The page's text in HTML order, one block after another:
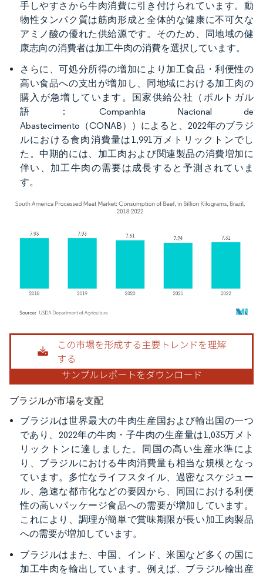
手しやすさから牛肉消費に引き付けられています。動
物性タンパク質は筋肉形成と全体的な健康に不可欠な
アミノ酸の優れた供給源です。そのため、同地域の健
康志向の消費者は加工牛肉の消費を選択しています。
さらに、可処分所得の増加により加工食品・利便性の
高い食品への支出が増加し、同地域における加工肉の
購入が急増しています。国家供給公社（ポルトガル
語：Companhia Nacional de
Abastecimento（CONAB））によると、2022年のブラジ
ルにおける食肉消費量は1,991万メトリックトンでし
た。中期的には、加工肉および関連製品の消費増加に
伴い、加工牛肉の需要は成長すると予測されていま
す。
画像 © Mordor Intelligence。再利用にはCC BY 4.0の表示が必要です。
ブラジルが市場を支配
ブラジルは世界最大の牛肉生産国および輸出国の一つ
であり、2022年の牛肉・子牛肉の生産量は1,035万メト
リックトンに達しました。同国の高い生産水準によ
り、ブラジルにおける牛肉消費量も相当な規模となっ
ています。多忙なライフスタイル、過密なスケジュー
ル、急速な都市化などの要因から、同国における利便
性の高いパッケージ食品への需要が増加しています。
これにより、調理が簡単で賞味期限が長い加工肉製品
への需要が増加しています。
ブラジルはまた、中国、インド、米国など多くの国に
加工牛肉を輸出しています。例えば、ブラジル輸出産